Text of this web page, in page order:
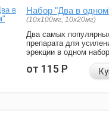
Набор "Два в
(10x100мг, 10x20мг)
Два самых
препарата для
эрекции в одном
от 115Р